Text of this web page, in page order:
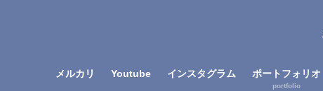
メルカリ Youtube インスタグラム ポートフォリオ
portfolio